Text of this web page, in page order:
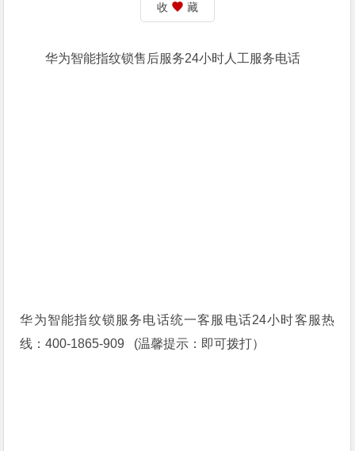
收 藏
华为智能指纹锁售后服务24小时人工服务电话
华为智能指纹锁服务电话统一客服电话24小时客服热
线：400-1865-909 (温馨提示：即可拨打）